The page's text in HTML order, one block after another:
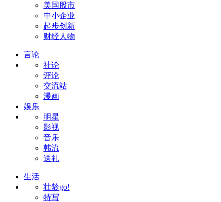
美国股市
中小企业
起步创新
财经人物
言论
社论
评论
交流站
漫画
娱乐
明星
影视
音乐
韩流
送礼
生活
壮龄go!
特写